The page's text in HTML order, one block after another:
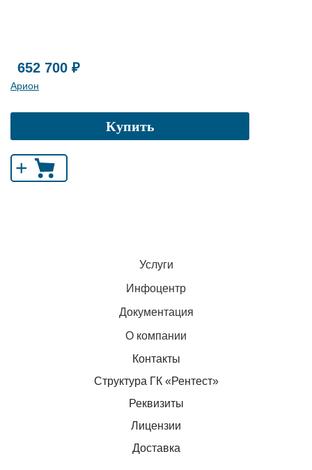
652 700 ₽
Арион
Купить
+
Услуги
Инфоцентр
Документация
О компании
Контакты
Структура ГК «Рентест»
Реквизиты
Лицензии
Доставка